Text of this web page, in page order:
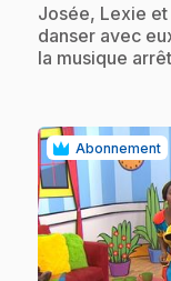
.Josée, Lexie
danser avec
la musique
Abonnement